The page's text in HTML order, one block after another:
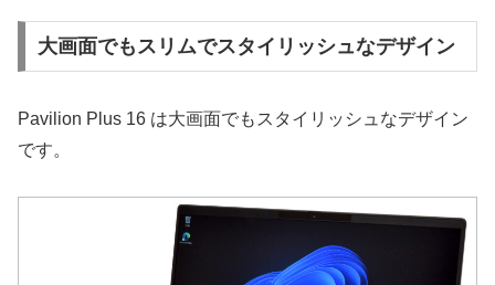
大画面でもスリムでスタイリッシュなデザイン
Pavilion Plus 16 は大画面でもスタイリッシュなデザイン
です。